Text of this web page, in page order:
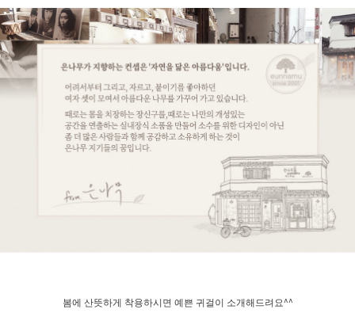
봄에 산뜻하게 착용하시면 예쁜 귀걸이 소개해드려요^^